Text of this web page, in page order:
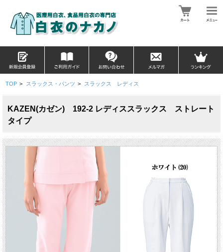
TOP > スラックス・パンツ > スラックス レディス
KAZEN(カゼン) 192-2 レディススラックス ストレート
タイプ